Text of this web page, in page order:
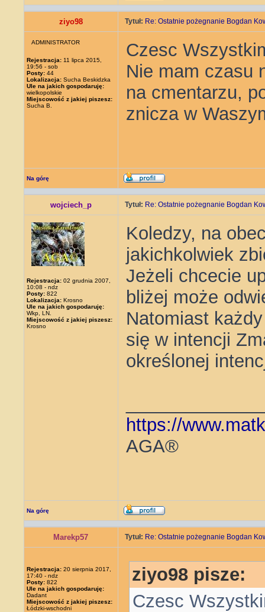
ziyo98 Tytuł: Re: Ostatnie pożegnanie Bogdan
ADMINISTRATOR
Rejestracja: 11 lipca 2015,
19:56 - sob
Posty: 44
Lokalizacja: Sucha Beskidzka
Ule na jakich gospodaruję:
wielkopolskie
Miejscowość z jakiej piszesz:
Sucha B.
Czesc
Nie mam czasu
na cmentarzu,
znicza w
Na górę
wojciech_p Tytuł: Re: Ostatnie pożegnanie Bogdan
Rejestracja: 02 grudnia 2007,
10:08 - ndz
Posty: 822
Lokalizacja: Krosno
Ule na jakich gospodaruję:
Wkp, LN.
Miejscowość z jakiej piszesz:
Krosno
Koledzy, na
jakichkolwiek
Jeżeli chcecie
bliżej może
Natomiast
się w intencji
określonej
https://
AGA®
Na górę
Marekp57 Tytuł: Re: Ostatnie pożegnanie Bogdan
Rejestracja: 20 sierpnia 2017,
17:40 - ndz
Posty: 822
Ule na jakich gospodaruję:
Dadant
Miejscowość z jakiej piszesz:
Łódzki-wschodni
ziyo98 pisze:
Czesc